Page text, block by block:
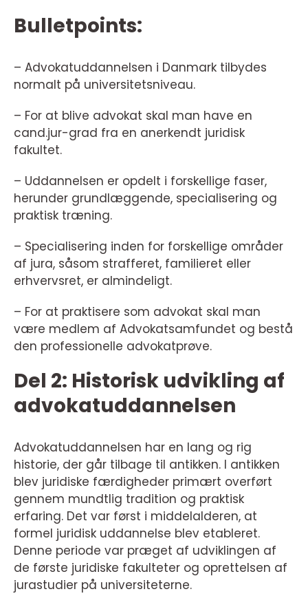
Bulletpoints:
– Advokatuddannelsen i Danmark tilbydes
normalt på universitetsniveau.
– For at blive advokat skal man have en
cand.jur-grad fra en anerkendt juridisk
fakultet.
– Uddannelsen er opdelt i forskellige faser,
herunder grundlæggende, specialisering og
praktisk træning.
– Specialisering inden for forskellige områder
af jura, såsom strafferet, familieret eller
erhvervsret, er almindeligt.
– For at praktisere som advokat skal man
være medlem af Advokatsamfundet og bestå
den professionelle advokatprøve.
Del 2: Historisk udvikling af
advokatuddannelsen
Advokatuddannelsen har en lang og rig
historie, der går tilbage til antikken. I antikken
blev juridiske færdigheder primært overført
gennem mundtlig tradition og praktisk
erfaring. Det var først i middelalderen, at
formel juridisk uddannelse blev etableret.
Denne periode var præget af udviklingen af
de første juridiske fakulteter og oprettelsen af
jurastudier på universiteterne.